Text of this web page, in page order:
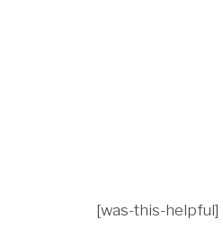
[was-this-helpful]